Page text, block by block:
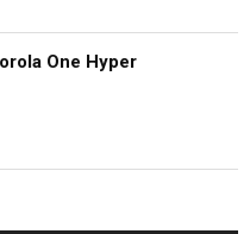
One Hyper